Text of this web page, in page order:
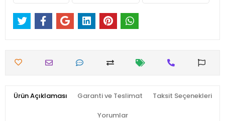
Ürün Açıklaması Garanti ve Teslimat Taksit Seçenekleri
Yorumlar